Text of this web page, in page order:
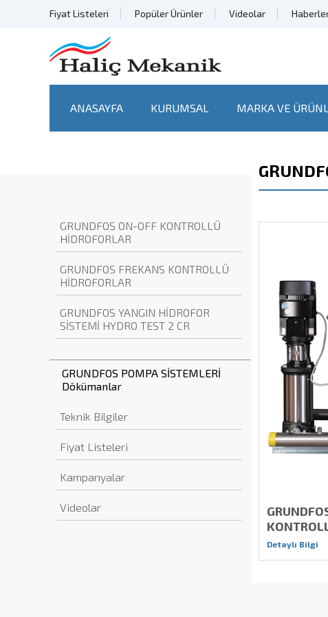
Fiyat Listeleri Popüler Ürünler Videolar
ANASAYFA KURUMSAL MARKA VE
GRUNDFOS ON-OFF KONTROLLÜ
HİDROFORLAR
GRUNDFOS FREKANS KONTROLLÜ
HİDROFORLAR
GRUNDFOS YANGIN HİDROFOR
SİSTEMİ HYDRO TEST 2 CR
GRUNDFOS POMPA SİSTEMLERİ
Dökümanlar
Teknik Bilgiler
Fiyat Listeleri
Kampanyalar
Videolar
Detaylı Bilgi